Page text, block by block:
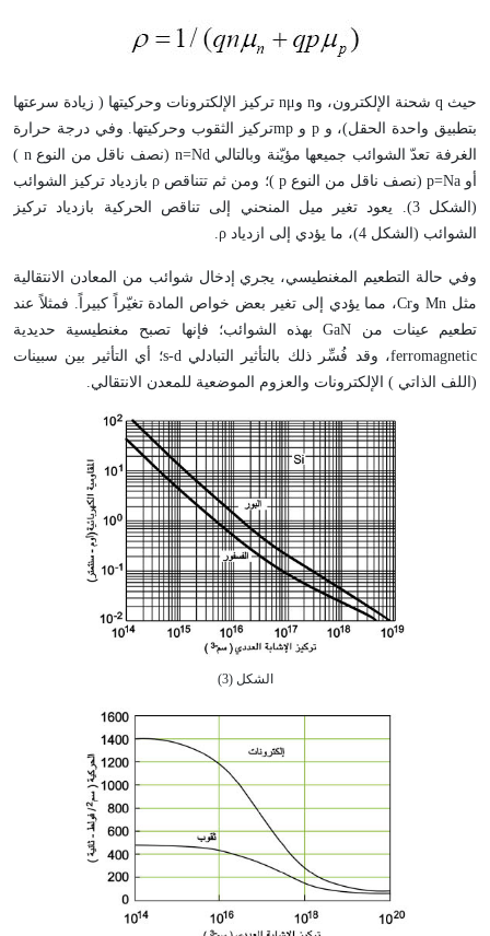
حيث q شحنة الإلكترون، وn وμ
n تركيز الإلكترونات وحركيتها ( زيادة سرعتها
بتطبيق واحدة الحقل)، وp و mpتركيز الثقوب وحركيتها. وفي درجة حرارة
الغرفة تعدّ الشوائب جميعها مؤيّنة وبالتاليn=Nd (نصف ناقل من النوعn
)
أوp=Na (نصف ناقل من النوعp )؛ ومن ثم تتناقص ρ بازدياد تركيز الشوائب
(الشكل 3). يعود تغير ميل المنحني إلى تناقص الحركية بازدياد تركيز
الشوائب (الشكل 4)، ما يؤدي إلى ازدياد
ρ
.
وفي حالة التطعيم المغنطيسي، يجري إدخال شوائب من المعادن الانتقالية
مثل MnوCr، مما يؤدي إلى تغير بعض خواص المادة تغيّراً كبيراً. فمثلاً عند
تطعيم عينات من GaNبهذه الشوائب؛ فإنها تصبح مغنطيسية حديدية
ferromagnetic، وقد فُسِّر ذلك بالتأثير التبادليs-d؛ أي التأثير بين سبينات
(اللف الذاتي ) الإلكترونات والعزوم الموضعية للمعدن الانتقالي.
الشكل (3)